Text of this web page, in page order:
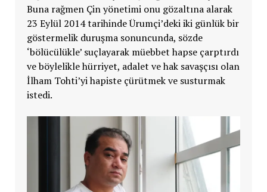
Buna rağmen Çin yönetimi onu gözaltına alarak
23 Eylül 2014 tarihinde Ürumçi’deki iki günlük bir
göstermelik duruşma sonuncunda, sözde
‘bölücülükle’ suçlayarak müebbet hapse çarptırdı
ve böylelikle hürriyet, adalet ve hak savaşçısı olan
İlham Tohti’yi hapiste çürütmek ve susturmak
istedi.